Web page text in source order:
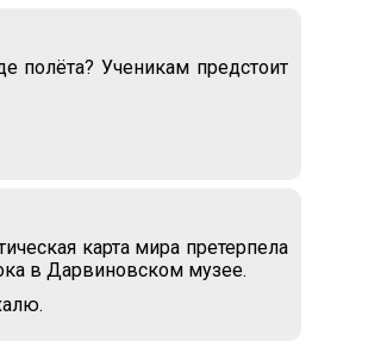
Ученикам предстоит
карта мира претерпела
в Дарвиновском музее.